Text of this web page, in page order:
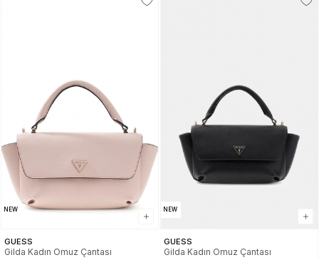
NEW
GUESS
Gilda Kadın Omuz Çantası
NEW
GUESS
Gilda Kadın Omuz Çantası